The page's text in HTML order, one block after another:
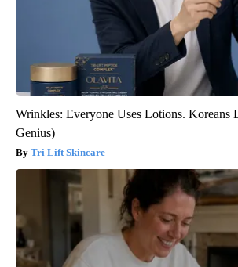
Wrinkles: Everyone Uses Lotions. Koreans
Genius)
Tri Lift Skincare